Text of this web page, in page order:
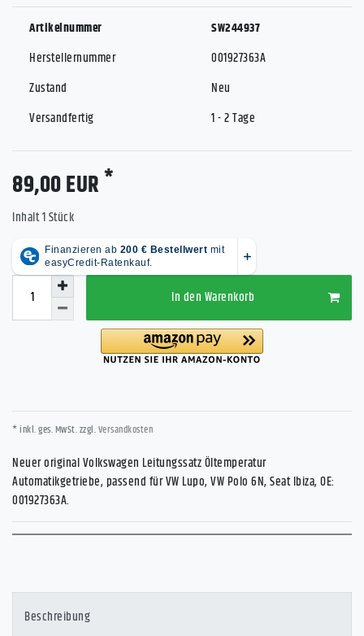
Artikelnummer
Herstellernummer
Zustand
Versandfertig
SW244937
001927363A
Neu
1 - 2 Tage
89,00 EUR *
Inhalt1Stück
In den Warenkorb
* inkl. ges. MwSt. zzgl.Versandkosten
Neuer original Volkswagen Leitungssatz Öltemperatur
Automatikgetriebe, passend für VW Lupo, VW Polo 6N, Seat Ibiza, OE:
001927363A.
Beschreibung